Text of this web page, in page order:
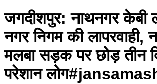
जगदीशपुर: नाथनगर केबी
नगर निगम की लापरवाही,
मलबा सड़क पर छोड़ तीन
परेशान